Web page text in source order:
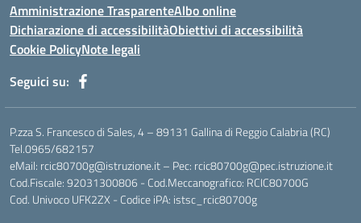
Amministrazione TrasparenteAlbo online
Dichiarazione di accessibilitàObiettivi di accessibilità
Cookie PolicyNote legali
Seguici su:
P.zza S. Francesco di Sales, 4 – 89131 Gallina di Reggio Calabria (RC)
Tel.0965/682157
eMail: rcic80700g@istruzione.it – Pec: rcic80700g@pec.istruzione.it
Cod.Fiscale: 92031300806 - Cod.Meccanografico: RCIC80700G
Cod. Univoco UFK2ZX - Codice iPA: istsc_rcic80700g